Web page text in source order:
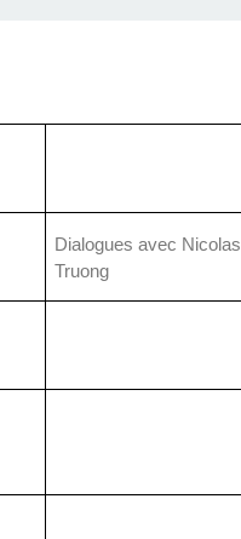
Dialogues avec Nicolas
Truong